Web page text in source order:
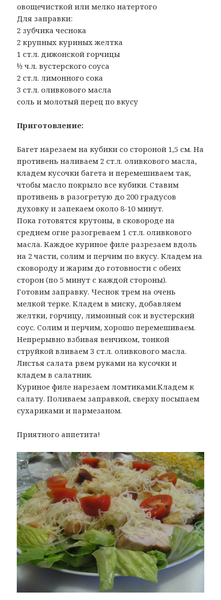
овощечисткой или мелко натертого
Для заправки:
2 зубчика чеснока
2 крупных куриных желтка
1 ст.л. дижонской горчицы
½ ч.л. вустерского соуса
2 ст.л. лимонного сока
3 ст.л. оливкового масла
соль и молотый перец по вкусу
Приготовление:
Багет нарезаем на кубики со стороной 1,5 см. На
противень наливаем 2 ст.л. оливкового масла,
кладем кусочки багета и перемешиваем так,
чтобы масло покрыло все кубики. Ставим
противень в разогретую до 200 градусов
духовку и запекаем около 8-10 минут.
Пока готовятся крутоны, в сковороде на
среднем огне разогреваем 1 ст.л. оливкового
масла. Каждое куриное филе разрезаем вдоль
на 2 части, солим и перчим по вкусу. Кладем на
сковороду и жарим до готовности с обеих
сторон (по 5 минут с каждой стороны).
Готовим заправку. Чеснок трем на очень
мелкой терке. Кладем в миску, добавляем
желтки, горчицу, лимонный сок и вустерский
соус. Солим и перчим, хорошо перемешиваем.
Непрерывно взбивая венчиком, тонкой
струйкой вливаем 3 ст.л. оливкового масла.
Листья салата рвем руками на кусочки и
кладем в салатник.
Куриное филе нарезаем ломтиками.Кладем к
салату. Поливаем заправкой, сверху посыпаем
сухариками и пармезаном.
Приятного аппетита!